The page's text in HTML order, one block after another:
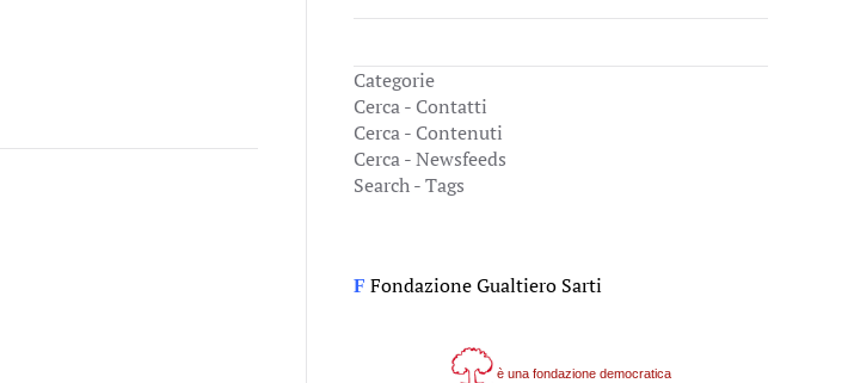
Categorie
Cerca - Contatti
Cerca - Contenuti
Cerca - Newsfeeds
Search - Tags
F Fondazione Gualtiero Sarti
è una fondazione democratica